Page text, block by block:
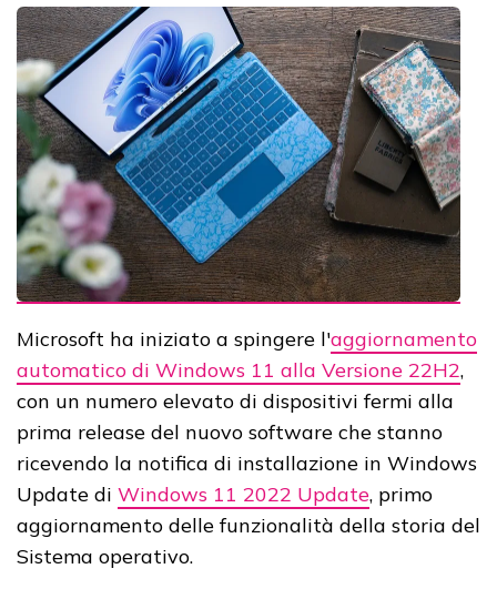
Microsoft ha iniziato a spingere l'aggiornamento
automatico di Windows 11 alla Versione 22H2,
con un numero elevato di dispositivi fermi alla
prima release del nuovo software che stanno
ricevendo la notifica di installazione in Windows
Update di Windows 11 2022 Update, primo
aggiornamento delle funzionalità della storia del
Sistema operativo.